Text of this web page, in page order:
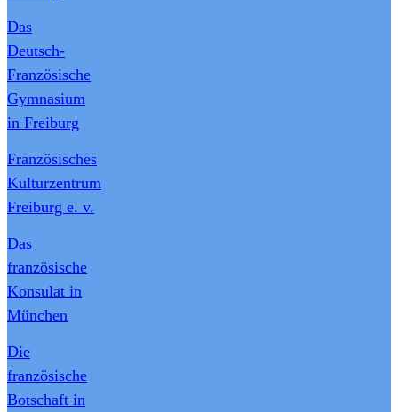
Das
Deutsch-
Französische
Gymnasium
in Freiburg
Französisches
Kulturzentrum
Freiburg e. v.
Das
französische
Konsulat in
München
Die
französische
Botschaft in